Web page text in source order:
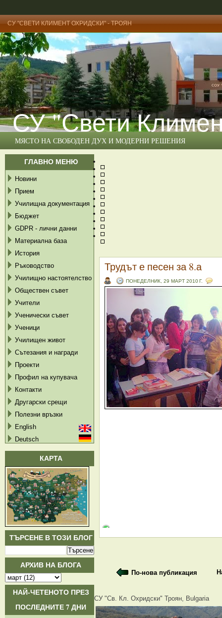
СУ "СВЕТИ КЛИМЕНТ ОХРИДСКИ" - ТРОЯН
СУ "Свети
МЯСТО НА СВОБОДЕН ДУХ И МОДЕРНИ РЕШЕНИЯ
ГЛАВНО МЕНЮ
Новини
Прием
Училищна документация
Бюджет
GDPR - лични данни
Материална база
История
Ръководство
Училищно настоятелство
Обществен съвет
Учители
Ученически съвет
Ученици
Училищен живот
Сътезания и награди
Проекти
Профил на купувача
Контакти
Другарски срещи
Полезни връзки
English
Deutsch
КАРТА
ТЪРСЕНЕ В ТОЗИ БЛОГ
АРХИВ НА БЛОГА
НАЙ-ЧЕТЕНОТО ПРЕЗ
ПОСЛЕДНИТЕ 7 ДНИ
Трудът е песен за 8.а
ПОНЕДЕЛНИК, 29 МАРТ 2010 Г.
По-нова публикация
СУ "Св. Кл. Охридски" Троян, Bulgaria